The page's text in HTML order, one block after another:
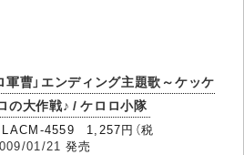
軍曹」エンディング主題歌～ケッケ
の大作戦♪ / ケロロ小隊
4559 1,257円（税
01/21 発売